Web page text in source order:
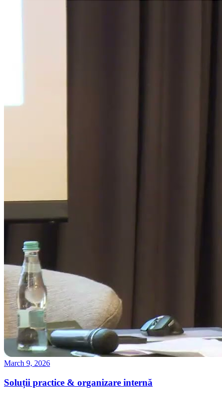
March 9, 2026
Soluții practice & organizare internă